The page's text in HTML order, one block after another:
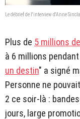
Le débrief de l'interview d'Anne
Plus de 5 millions
à 6 millions
un destin" a signé
Personne ne
2 ce soir-là :
jours, large